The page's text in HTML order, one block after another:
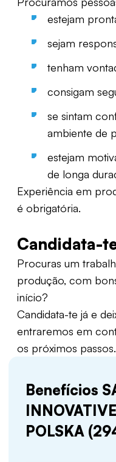
estejam
sejam
tenham
consigam
se sintam
ambiente de
estejam
de longa
Experiência em
é obrigatória.
Candidata-
Procuras um
produção, com
início?
Candidata-te já e
entraremos em
os próximos passos.
Benefícios
POLSKA